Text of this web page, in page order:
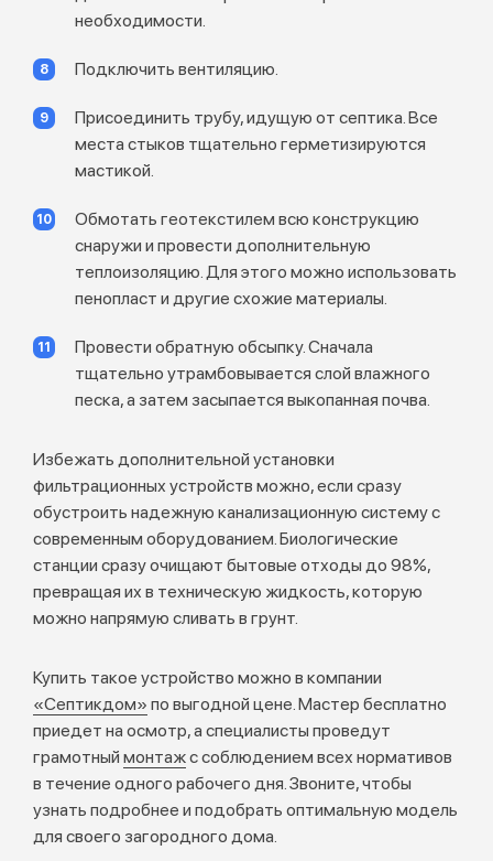
необходимости.
Подключить вентиляцию.
Присоединить трубу, идущую от септика. Все
места стыков тщательно герметизируются
мастикой.
Обмотать геотекстилем всю конструкцию
снаружи и провести дополнительную
теплоизоляцию. Для этого можно использовать
пенопласт и другие схожие материалы.
Провести обратную обсыпку. Сначала
тщательно утрамбовывается слой влажного
песка, а затем засыпается выкопанная почва.
Избежать дополнительной установки
фильтрационных устройств можно, если сразу
обустроить надежную канализационную систему с
современным оборудованием. Биологические
станции сразу очищают бытовые отходы до 98%,
превращая их в техническую жидкость, которую
можно напрямую сливать в грунт.
Купить такое устройство можно в компании
«Септикдом» по выгодной цене. Мастер бесплатно
приедет на осмотр, а специалисты проведут
грамотный монтажс соблюдением всех нормативов
в течение одного рабочего дня. Звоните, чтобы
узнать подробнее и подобрать оптимальную модель
для своего загородного дома.